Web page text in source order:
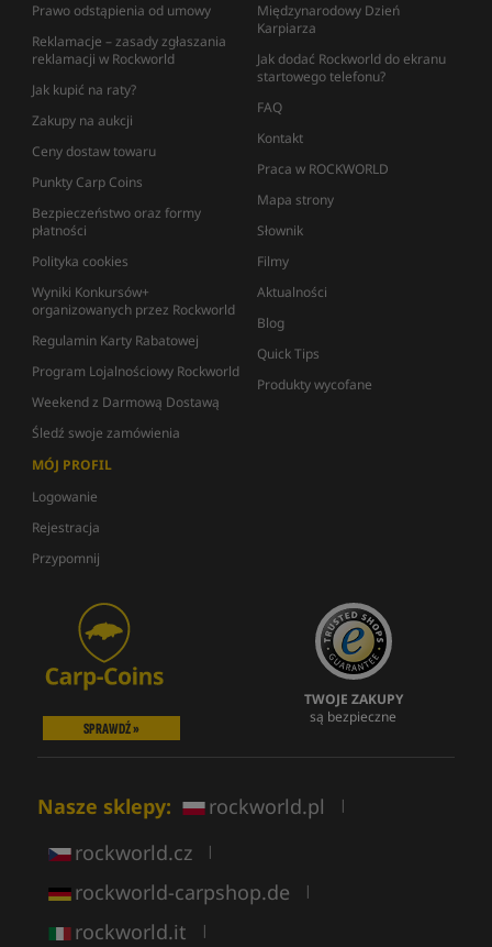
Prawo odstąpienia od umowy
Reklamacje – zasady zgłaszania
reklamacji w Rockworld
Jak kupić na raty?
Zakupy na aukcji
Ceny dostaw towaru
Punkty Carp Coins
Bezpieczeństwo oraz formy
płatności
Polityka cookies
Wyniki Konkursów+
organizowanych przez Rockworld
Regulamin Karty Rabatowej
Program Lojalnościowy Rockworld
Weekend z Darmową Dostawą
Śledź swoje zamówienia
Międzynarodowy Dzień
Karpiarza
Jak dodać Rockworld do ekranu
startowego telefonu?
FAQ
Kontakt
Praca w ROCKWORLD
Mapa strony
Słownik
Filmy
Aktualności
Blog
Quick Tips
Produkty wycofane
MÓJ PROFIL
Logowanie
Rejestracja
Przypomnij
SPRAWDŹ »
TWOJE ZAKUPY
są bezpieczne
Nasze sklepy: rockworld.pl |
rockworld.cz |
rockworld-carpshop.de |
rockworld.it |